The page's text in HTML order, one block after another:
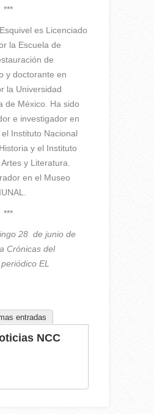
***
es Licenciado
la Escuela de
de
y doctorante en
la Universidad
de México. Ha sido
e investigador en
Instituto Nacional
y el Instituto
y Literatura.
en el Museo
***
28 de junio de
Crónicas del
EL
entradas
NCC